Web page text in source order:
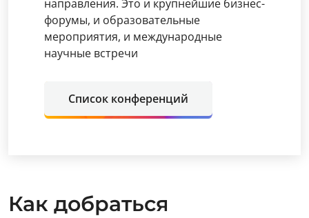
направления. Это и крупнейшие бизнес-
форумы, и образовательные
мероприятия, и международные
научные встречи
Список конференций
Как добраться